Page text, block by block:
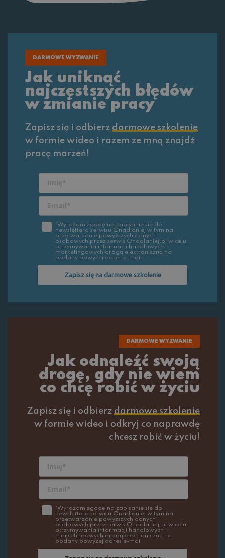
DARMOWE WYZWANIE
Jak uniknąć
najczęstszych błędów
w zmianie pracy
Zapisz się i odbierz darmowe szkolenie
w formie wideo i razem ze mną znajdź
pracę marzeń!
*Wyrażam zgodę na zapisanie sie do
newslettera serwisu Onadlaniej w tym na
przetwarzanie powyższych danych
osobowych przez serwis Onadlaniej.pl w celu
otrzymywania informacji handlowych i
marketingowych drogą elektroniczną na
podany powyżej adres e-mail
Zapisz się na darmowe szkolenie
DARMOWE WYZWANIE
Jak odnaleźć swoją
drogę, gdy nie wiem
co chcę robić w życiu
Zapisz się i odbierz darmowe szkolenie
w formie wideo i odkryj co naprawdę
chcesz robić w życiu!
*Wyrażam zgodę na zapisanie sie do
newslettera serwisu Onadlaniej w tym na
przetwarzanie powyższych danych
osobowych przez serwis Onadlaniej.pl w celu
otrzymywania informacji handlowych i
marketingowych drogą elektroniczną na
podany powyżej adres e-mail